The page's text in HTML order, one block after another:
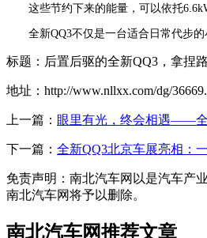
这些节约下来的能量，可以依托
全新QQ3不仅是一台适合日常代步
标题：后置后驱的全新QQ3，拿捏
地址：http://www.nllxx.com/dg/
上一篇： 眼里有光，终会相遇——
下一篇： 全新QQ3北京车展亮相：
免责声明：南北汽车网以是汽车产
南北汽车网将予以删除。
南北汽车网推荐文章